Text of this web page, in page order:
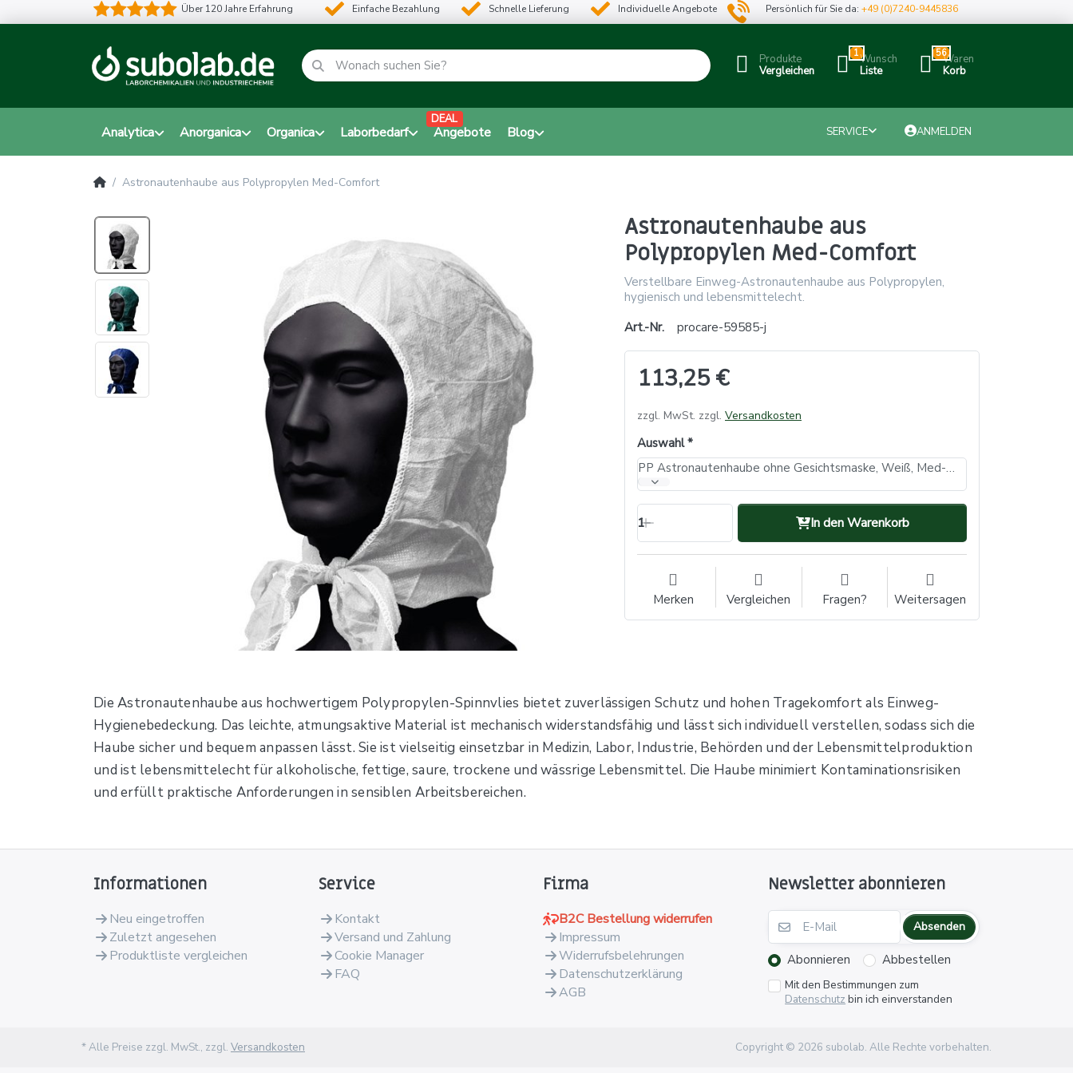
Über 120 Jahre Erfahrung Einfache Bezahlung Schnelle Lieferung Individuelle Angebote Persönlich für Sie da:+49 (0)7240-9445836
Produkte
Vergleichen
1Wunsch
Liste
56Waren
Korb
Analytica Anorganica Organica Laborbedarf Angebote
DEAL
Blog SERVICE ANMELDEN
Astronautenhaube aus Polypropylen Med-Comfort
Astronautenhaube aus
Polypropylen Med-Comfort
Verstellbare Einweg-Astronautenhaube aus Polypropylen,
hygienisch und lebensmittelecht.
Art.-Nr.
procare-59585-j
113,25 €
zzgl. MwSt. zzgl. Versandkosten
Auswahl
PP Astronautenhaube ohne Gesichtsmaske, Weiß, Med-Comfort (VE: 10, Inhalt: 100 Stück)
1 In den Warenkorb
Merken Vergleichen Fragen? Weitersagen
Die Astronautenhaube aus hochwertigem Polypropylen-Spinnvlies bietet zuverlässigen Schutz und hohen Tragekomfort als Einweg-
Hygienebedeckung. Das leichte, atmungsaktive Material ist mechanisch widerstandsfähig und lässt sich individuell verstellen, sodass sich die
Haube sicher und bequem anpassen lässt. Sie ist vielseitig einsetzbar in Medizin, Labor, Industrie, Behörden und der Lebensmittelproduktion
und ist lebensmittelecht für alkoholische, fettige, saure, trockene und wässrige Lebensmittel. Die Haube minimiert Kontaminationsrisiken
und erfüllt praktische Anforderungen in sensiblen Arbeitsbereichen.
Informationen
Neu eingetroffen
Zuletzt angesehen
Produktliste vergleichen
Service
Kontakt
Versand und Zahlung
Cookie Manager
FAQ
Firma
B2C Bestellung widerrufen
Impressum
Widerrufsbelehrungen
Datenschutzerklärung
AGB
Newsletter abonnieren
Absenden
Abonnieren Abbestellen
Mit den Bestimmungen zum
Datenschutz bin ich einverstanden
* Alle Preise zzgl. MwSt., zzgl. Versandkosten Copyright © 2026 subolab. Alle Rechte vorbehalten.